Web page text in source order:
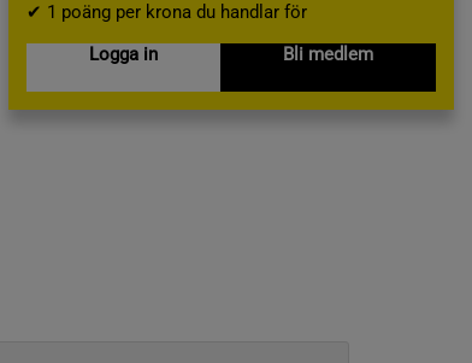
✔ 1 poäng per krona du handlar för
Logga in
Bli medlem